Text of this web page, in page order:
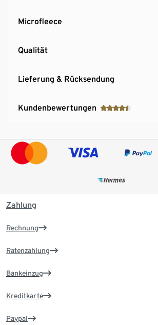
Microfleece
Qualität
Lieferung & Rücksendung
Kundenbewertungen
Zahlung
Rechnung
Ratenzahlung
Bankeinzug
Kreditkarte
Paypal